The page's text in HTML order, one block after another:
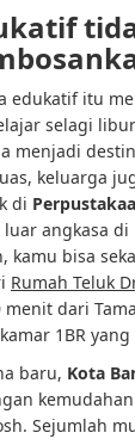
edukatif itu
selagi
menjadi
keluarga
di
angkasa di
kamu bisa
Rumah Teluk
menit dari
1BR
baru, Kota
Sejumlah